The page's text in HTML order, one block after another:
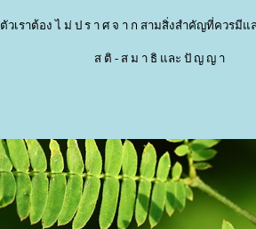
ตัวเราต้อง ไ ม่ ป ร า ศ จ า ก สามสิ่งสำคัญที่ควรมีแ
ส ติ - ส ม า ธิ และ ปั ญ ญ า